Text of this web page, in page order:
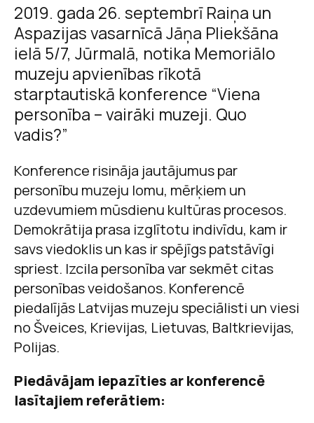
2019. gada 26. septembrī Raiņa un
Aspazijas vasarnīcā Jāņa Pliekšāna
ielā 5/7, Jūrmalā, notika Memoriālo
muzeju apvienības rīkotā
starptautiskā konference “Viena
personība – vairāki muzeji. Quo
vadis?”
Konference risināja jautājumus par
personību muzeju lomu, mērķiem un
uzdevumiem mūsdienu kultūras procesos.
Demokrātija prasa izglītotu indivīdu, kam ir
savs viedoklis un kas ir spējīgs patstāvīgi
spriest. Izcila personība var sekmēt citas
personības veidošanos. Konferencē
piedalījās Latvijas muzeju speciālisti un viesi
no Šveices, Krievijas, Lietuvas, Baltkrievijas,
Polijas.
Piedāvājam iepazīties ar konferencē
lasītajiem referātiem: